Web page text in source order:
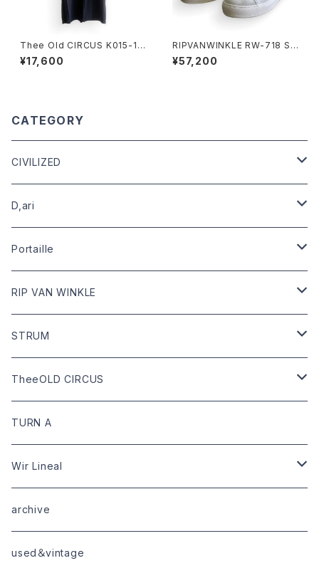
Thee Old CIRCUS K015-10
61 U NECK HALF SLEEVE
DUST BLACK
¥17,600
RIPVANWINKLE RW-718 SLI
P-ON HIGH WHITE
¥57,200
CATEGORY
CIVILIZED
leather
outer
tops
bottoms
goods
limited
D,ari
Dari Clothing
Dari hat
Portaille
boots
shoes
bag
goods
RIP VAN WINKLE
leather
outer
tops
bottoms
goods
shoes
shoes
STRUM
leather
outer
tops
bottoms
boots・sneaker
TheeOLD CIRCUS
leather
tops
outer
tops
bottoms
TURN A
Wir Lineal
outer
tops
tops
archive
used＆vintage